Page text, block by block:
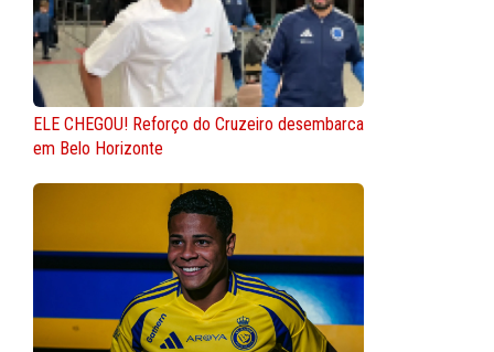
ELE CHEGOU! Reforço do Cruzeiro desembarca
em Belo Horizonte